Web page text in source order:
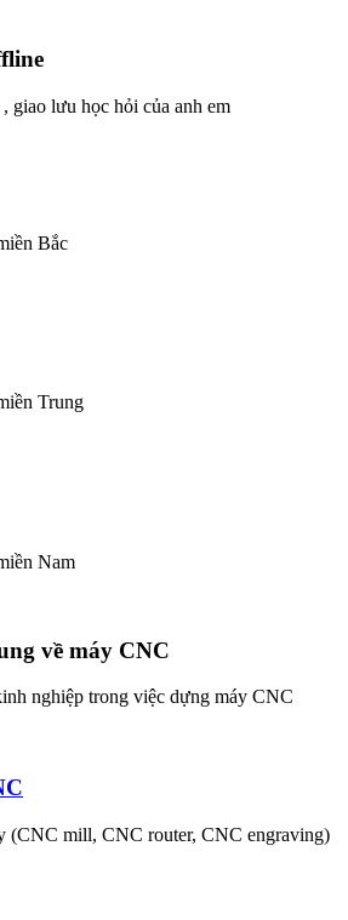
giao lưu học hỏi của anh em
Bắc
Trung
Nam
về máy CNC
nghiệp trong việc dựng máy CNC
(CNC mill, CNC router, CNC engraving)